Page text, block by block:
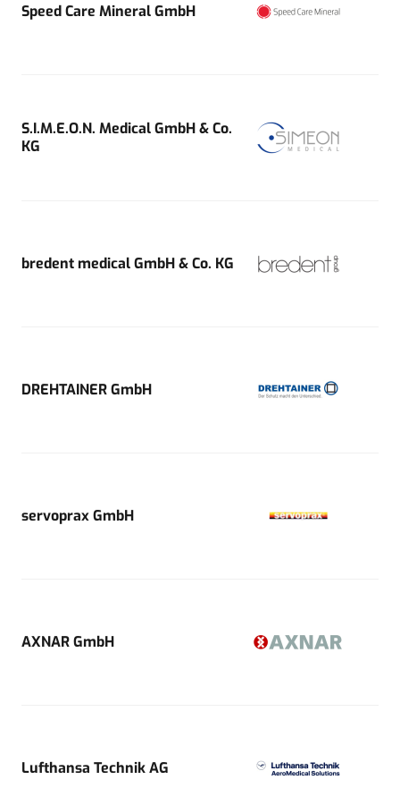
Speed Care Mineral GmbH
S.I.M.E.O.N. Medical GmbH & Co.
KG
bredent medical GmbH & Co. KG
DREHTAINER GmbH
servoprax GmbH
AXNAR GmbH
Lufthansa Technik AG